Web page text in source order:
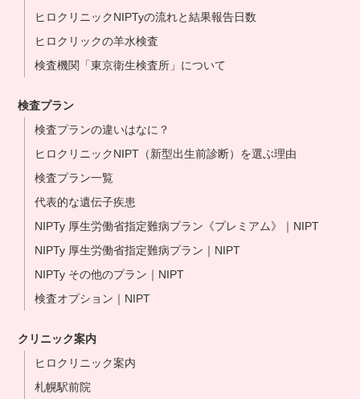
ヒロクリニックNIPTyの流れと結果報告日数
ヒロクリックの羊水検査
検査機関「東京衛生検査所」について
検査プラン
検査プランの違いはなに？
ヒロクリニックNIPT（新型出生前診断）を選ぶ理由
検査プラン一覧
代表的な遺伝子疾患
NIPTy 厚生労働省指定難病プラン《プレミアム》｜NIPT
NIPTy 厚生労働省指定難病プラン｜NIPT
NIPTy その他のプラン｜NIPT
検査オプション｜NIPT
クリニック案内
ヒロクリニック案内
札幌駅前院